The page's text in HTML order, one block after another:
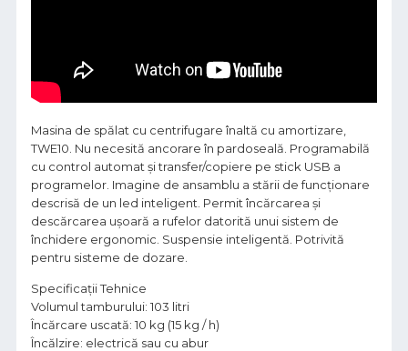
Masina de spălat cu centrifugare înaltă cu amortizare,
TWE10. Nu necesită ancorare în pardoseală. Programabilă
cu control automat și transfer/copiere pe stick USB a
programelor. Imagine de ansamblu a stării de funcționare
descrisă de un led inteligent. Permit încărcarea și
descărcarea ușoară a rufelor datorită unui sistem de
închidere ergonomic. Suspensie inteligentă. Potrivită
pentru sisteme de dozare.
Specificații Tehnice
Volumul tamburului: 103 litri
Încărcare uscată: 10 kg (15 kg / h)
Încălzire: electrică sau cu abur